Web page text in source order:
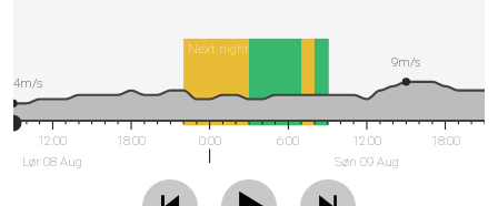
Next night
12:00
Lør 08 Aug
18:00 0:00 6:00
12:00
Søn 09 Aug
18:00
9m/s
4m/s